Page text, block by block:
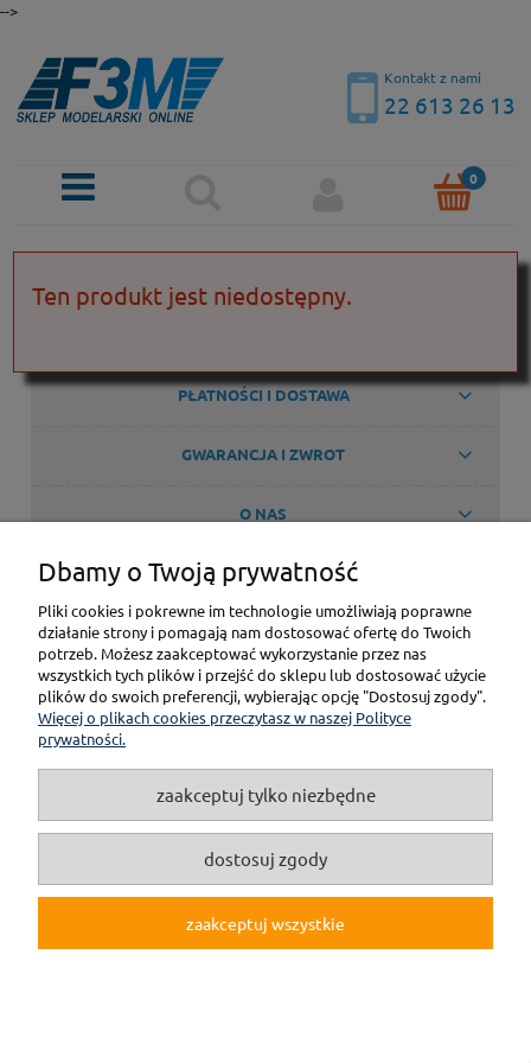
-->
Kontakt z nami
22 613 26 13
Ten produkt jest niedostępny.
PŁATNOŚCI I DOSTAWA
GWARANCJA I ZWROT
O NAS
pokaż pełną wersję strony
(c)2019 Internetowy Sklep Modelarski online F3M.pl
Sklep internetowy Shoper.pl
Dbamy o Twoją prywatność
Pliki cookies i pokrewne im technologie umożliwiają poprawne
działanie strony i pomagają nam dostosować ofertę do Twoich
potrzeb. Możesz zaakceptować wykorzystanie przez nas
wszystkich tych plików i przejść do sklepu lub dostosować użycie
plików do swoich preferencji, wybierając opcję "Dostosuj zgody".
Więcej o plikach cookies przeczytasz w naszej Polityce
prywatności.
zaakceptuj tylko niezbędne
dostosuj zgody
zaakceptuj wszystkie